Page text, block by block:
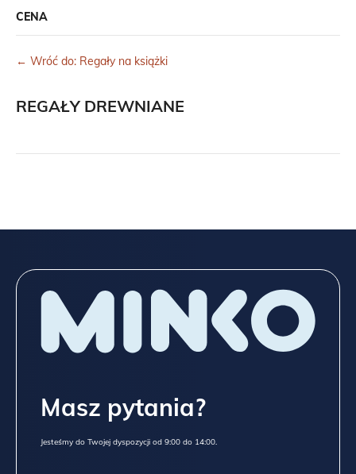
CENA
← Wróć do: Regały na książki
REGAŁY DREWNIANE
Masz pytania?
Jesteśmy do Twojej dyspozycji od 9:00 do 14:00.